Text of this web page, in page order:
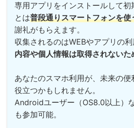
専用アプリをインストールして初
とは普段通りスマートフォンを使
謝礼がもらえます。
収集されるのはWEBやアプリの利
内容や個人情報は取得されないた
あなたのスマホ利用が、未来の
役立つかもしれません。
Androidユーザー（OS8.0以上）
も参加可能。